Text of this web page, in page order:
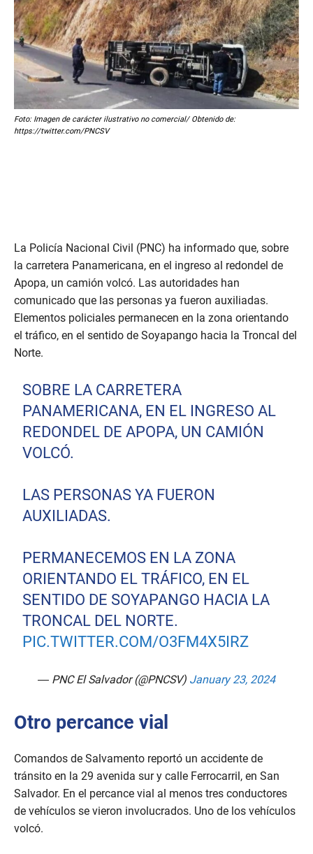
Foto: Imagen de carácter ilustrativo no comercial/ Obtenido de:
https://twitter.com/PNCSV
La Policía Nacional Civil (PNC) ha informado que, sobre
la carretera Panamericana, en el ingreso al redondel de
Apopa, un camión volcó. Las autoridades han
comunicado que las personas ya fueron auxiliadas.
Elementos policiales permanecen en la zona orientando
el tráfico, en el sentido de Soyapango hacia la Troncal del
Norte.
SOBRE LA CARRETERA
PANAMERICANA, EN EL INGRESO AL
REDONDEL DE APOPA, UN CAMIÓN
VOLCÓ.
LAS PERSONAS YA FUERON
AUXILIADAS.
PERMANECEMOS EN LA ZONA
ORIENTANDO EL TRÁFICO, EN EL
SENTIDO DE SOYAPANGO HACIA LA
TRONCAL DEL NORTE.
PIC.TWITTER.COM/O3FM4X5IRZ
— PNC El Salvador (@PNCSV) January 23, 2024
Otro percance vial
Comandos de Salvamento reportó un accidente de
tránsito en la 29 avenida sur y calle Ferrocarril, en San
Salvador. En el percance vial al menos tres conductores
de vehículos se vieron involucrados. Uno de los vehículos
volcó.